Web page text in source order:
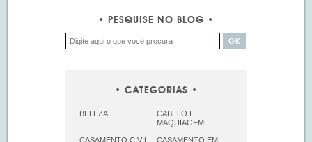
PESQUISE NO BLOG
CATEGORIAS
BELEZA
CABELO E
MAQUIAGEM
CASAMENTO CIVIL
CASAMENTO EM